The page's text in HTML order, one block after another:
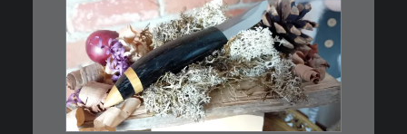
€39,00
Kleines Schmuckmesser, ideal
als…